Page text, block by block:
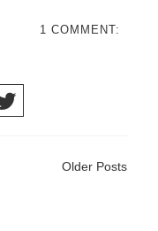
1 COMMENT:
Older Posts